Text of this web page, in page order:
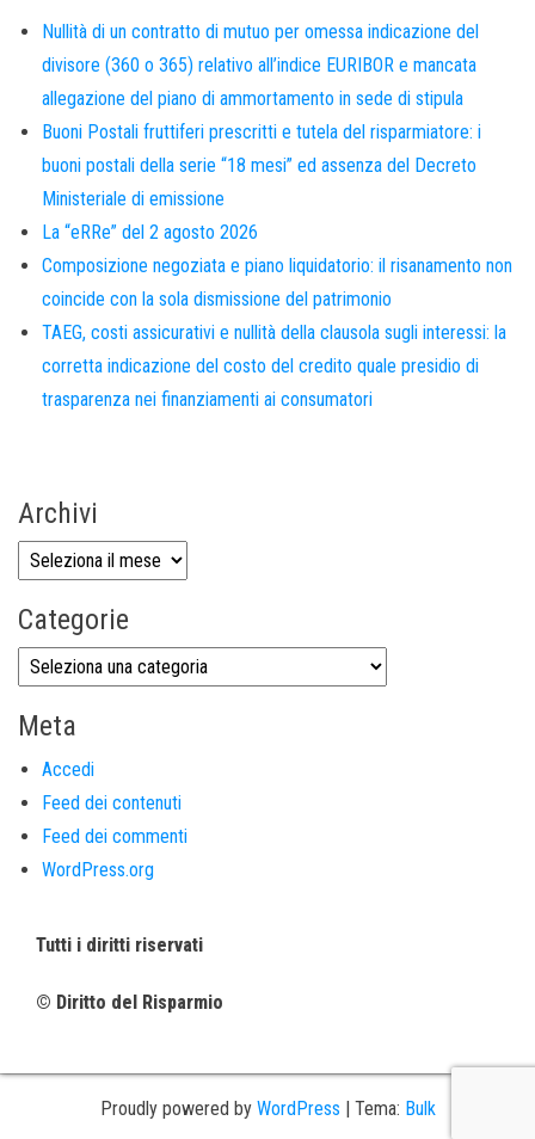
Nullità di un contratto di mutuo per omessa indicazione del
divisore (360 o 365) relativo all’indice EURIBOR e mancata
allegazione del piano di ammortamento in sede di stipula
Buoni Postali fruttiferi prescritti e tutela del risparmiatore: i
buoni postali della serie “18 mesi” ed assenza del Decreto
Ministeriale di emissione
La “eRRe” del 2 agosto 2026
Composizione negoziata e piano liquidatorio: il risanamento non
coincide con la sola dismissione del patrimonio
TAEG, costi assicurativi e nullità della clausola sugli interessi: la
corretta indicazione del costo del credito quale presidio di
trasparenza nei finanziamenti ai consumatori
Archivi
Categorie
Meta
Accedi
Feed dei contenuti
Feed dei commenti
WordPress.org
Tutti i diritti riservati
© Diritto del Risparmio
Proudly powered by WordPress | Tema: Bulk